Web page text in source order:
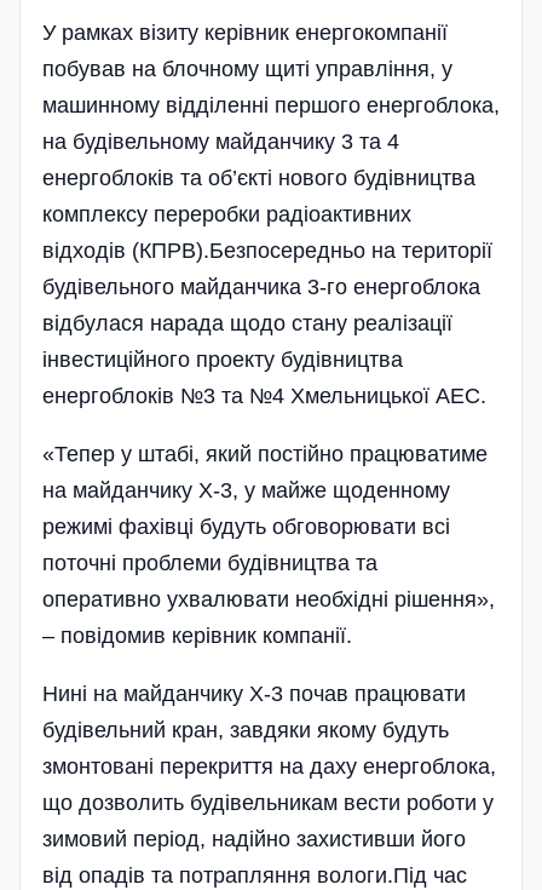
У рамках візиту керівник енергокомпанії
побував на блочному щиті управління, у
машинному відділенні першого енергоблока,
на будівельному майданчику 3 та 4
енергоблоків та об’єкті нового будівництва
комплексу переробки радіоактивних
відходів (КПРВ).Безпосередньо на території
будівельного майданчика 3-го енергоблока
відбулася нарада щодо стану реалізації
інвестиційного проекту будівництва
енергоблоків №3 та №4 Хмельницької АЕС.
«Тепер у штабі, який постійно працюватиме
на майданчику Х-3, у майже щоденному
режимі фахівці будуть обговорювати всі
поточні проблеми будівництва та
оперативно ухвалювати необхідні рішення»,
– повідомив керівник компанії.
Нині на майданчику Х-3 почав працювати
будівельний кран, завдяки якому будуть
змонтовані перекриття на даху енергоблока,
що дозволить будівельникам вести роботи у
зимовий період, надійно захистивши його
від опадів та потрапляння вологи.Під час